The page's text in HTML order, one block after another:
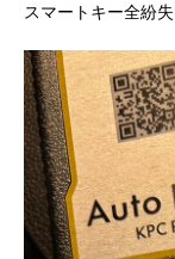
スマートキー全紛